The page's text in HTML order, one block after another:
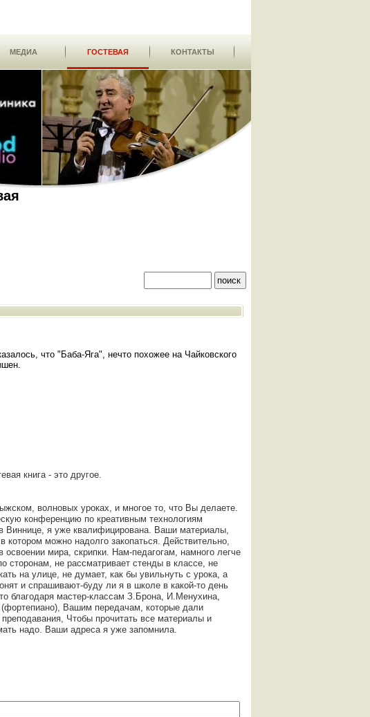
МЕДИА ГОСТЕВАЯ КОНТАКТЫ
что "Баба-Яга", нечто похожее на Чайковского
книга - это другое.
волновых уроках, и многое то, что Вы делаете.
конференцию по креативным технологиям
Виннице, я уже квалифицирована. Ваши материалы,
можно надолго закопаться. Действительно,
мира, скрипки. Нам-педагогам, намного легче
сторонам, не рассматривает стенды в классе, не
на улице, не думает, как бы увильнуть с урока, а
и спрашивают-буду ли я в школе в какой-то день
благодаря мастер-классам З.Брона, И.Менухина,
Вашим передачам, которые дали
Чтобы прочитать все материалы и
надо. Ваши адреса я уже запомнила.